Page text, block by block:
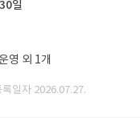
30일
영 외 1개
록일자 2026.07.27.